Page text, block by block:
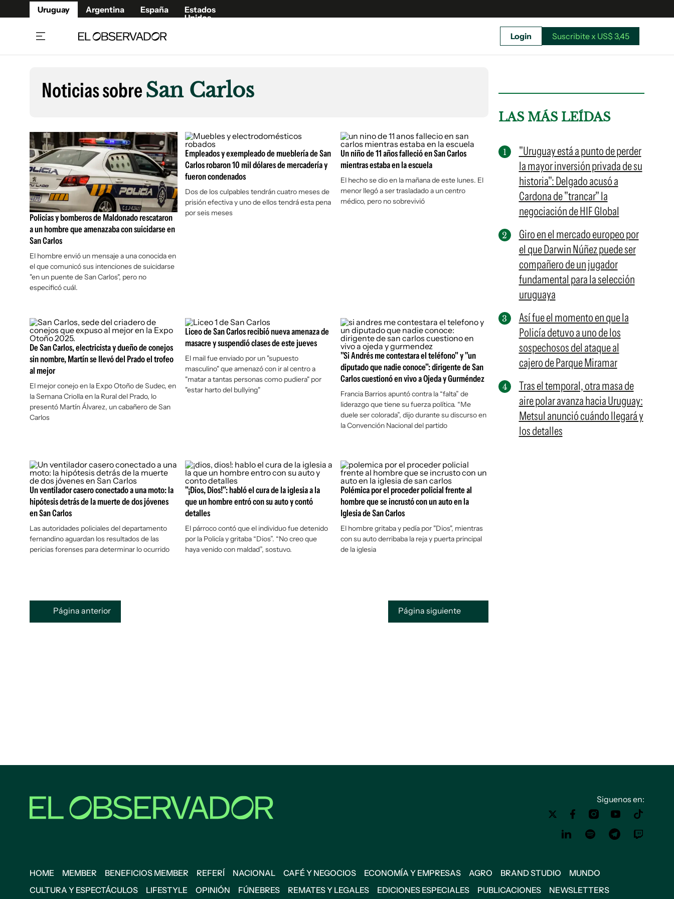
Uruguay Argentina España
Estados
Unidos
Beneficios Member
Café y Negocios
Economía y Empresas
Agro
Brand Studio
Mundo
Cultura y Espectáculos
Fúnebres
Publicaciones
Newsletters
Argentina
Estados Unidos
Suscribite x US$ 3,45
Login Suscribite x US$ 3,45
Noticias sobreSan Carlos
Policías y bomberos de Maldonado rescataron
a un hombre que amenazaba con suicidarse en
San Carlos
El hombre envió un mensaje a una conocida en
el que comunicó sus intenciones de suicidarse
"en un puente de San Carlos", pero no
especificó cuál.
Empleados y exempleado de mueblería de San
Carlos robaron 10 mil dólares de mercadería y
fueron condenados
Dos de los culpables tendrán cuatro meses de
prisión efectiva y uno de ellos tendrá esta pena
por seis meses
Un niño de 11 años falleció en San Carlos
mientras estaba en la escuela
El hecho se dio en la mañana de este lunes. El
menor llegó a ser trasladado a un centro
médico, pero no sobrevivió
De San Carlos, electricista y dueño de conejos
sin nombre, Martín se llevó del Prado el trofeo
al mejor
El mejor conejo en la Expo Otoño de Sudec, en
la Semana Criolla en la Rural del Prado, lo
presentó Martín Álvarez, un cabañero de San
Carlos
Liceo de San Carlos recibió nueva amenaza de
masacre y suspendió clases de este jueves
El mail fue enviado por un "supuesto
masculino" que amenazó con ir al centro a
"matar a tantas personas como pudiera" por
"estar harto del bullying"
"Si Andrés me contestara el teléfono" y "un
diputado que nadie conoce": dirigente de San
Carlos cuestionó en vivo a Ojeda y Gurméndez
Francia Barrios apuntó contra la “falta” de
liderazgo que tiene su fuerza política. “Me
duele ser colorada”, dijo durante su discurso en
la Convención Nacional del partido
Un ventilador casero conectado a una moto: la
hipótesis detrás de la muerte de dos jóvenes
en San Carlos
Las autoridades policiales del departamento
fernandino aguardan los resultados de las
pericias forenses para determinar lo ocurrido
"¡Dios, Dios!": habló el cura de la iglesia a la
que un hombre entró con su auto y contó
detalles
El párroco contó que el individuo fue detenido
por la Policía y gritaba “Dios”. “No creo que
haya venido con maldad”, sostuvo.
Polémica por el proceder policial frente al
hombre que se incrustó con un auto en la
Iglesia de San Carlos
El hombre gritaba y pedía por "Dios", mientras
con su auto derribaba la reja y puerta principal
de la iglesia
Página anterior Página siguiente
LAS MÁS LEÍDAS
"Uruguay está a punto de perder
la mayor inversión privada de su
historia": Delgado acusó a
Cardona de "trancar" la
negociación de HIF Global
Giro en el mercado europeo por
el que Darwin Núñez puede ser
compañero de un jugador
fundamental para la selección
uruguaya
Así fue el momento en que la
Policía detuvo a uno de los
sospechosos del ataque al
cajero de Parque Miramar
Tras el temporal, otra masa de
aire polar avanza hacia Uruguay:
Metsul anunció cuándo llegará y
los detalles
Siguenos en:
HOME MEMBER BENEFICIOS MEMBER REFERÍ NACIONAL CAFÉ Y NEGOCIOS ECONOMÍA Y EMPRESAS AGRO BRAND STUDIO
MUNDO
CULTURA Y ESPECTÁCULOS
LIFESTYLE OPINIÓN FÚNEBRES REMATES Y LEGALES EDICIONES ESPECIALES PUBLICACIONES NEWSLETTERS